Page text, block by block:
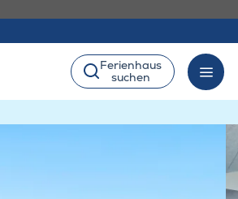
Ferienhaus
suchen